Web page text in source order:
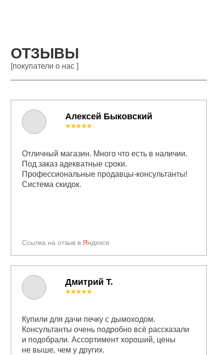
ОТЗЫВЫ
[покупатели о нас ]
Алексей Быковский
Ссылка на отзыв в Яндексе
★★★★★
Отличный магазин. Много что есть в наличии.
Под заказ адекватные сроки.
Профессиональные продавцы-консультанты!
Система скидок.
★★★★★
Купили для дачи печку с дымоходом.
Консультанты очень подробно всё рассказали
и подобрали. Ассортимент хороший, цены
не выше, чем у других.
Дмитрий Т.